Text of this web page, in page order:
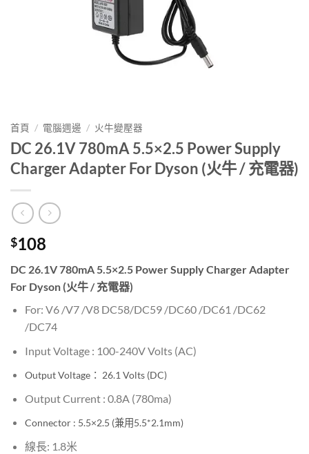
首頁 / 電腦週邊 / 火牛變壓器
DC 26.1V 780mA 5.5×2.5 Power Supply
Charger Adapter For Dyson (火牛 / 充電器)
$108
DC 26.1V 780mA 5.5×2.5 Power Supply Charger Adapter
For Dyson (火牛 / 充電器)
For: V6 /V7 /V8 DC58/DC59 /DC60 /DC61 /DC62
/DC74
Input Voltage : 100-240VVolts (AC)
Output Voltage： 26.1 Volts (DC)
Output Current : 0.8A (780ma)
Connector : 5.5×2.5 (兼用5.5*2.1mm)
線長: 1.8米